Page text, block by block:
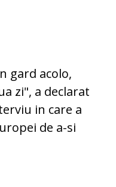
gard acolo,
zi", a declarat
in care a
de a-si